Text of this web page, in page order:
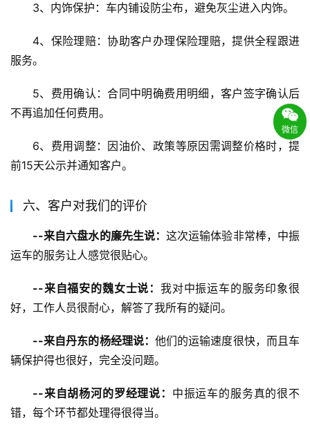
3、内饰保护：车内铺设防尘布，避免灰尘进入内饰。
4、保险理赔：协助客户办理保险理赔，提供全程跟进
服务。
5、费用确认：合同中明确费用明细，客户签字确认后
不再追加任何费用。
6、费用调整：因油价、政策等原因需调整价格时，提
前15天公示并通知客户。
六、客户对我们的评价
--来自六盘水的廉先生说：这次运输体验非常棒，中振
运车的服务让人感觉很贴心。
--来自福安的魏女士说： 我对中振运车的服务印象很
好，工作人员很耐心，解答了我所有的疑问。
--来自丹东的杨经理说： 他们的运输速度很快，而且车
辆保护得也很好，完全没问题。
--来自胡杨河的罗经理说： 中振运车的服务真的很不
错，每个环节都处理得很得当。
微信